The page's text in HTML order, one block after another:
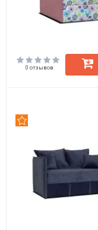
0 отзывов